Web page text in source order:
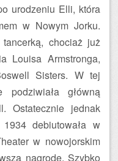
urodzeniu Elli, która
w Nowym Jorku.
chociaż już
Louisa Armstronga,
Sisters. W tej
podziwiała główną
Ostatecznie jednak
debiutowała w
w nowojorskim
nagrodę. Szybko